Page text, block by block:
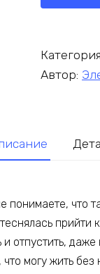
Автор:
понимаете, что
отпустить,
могу жить